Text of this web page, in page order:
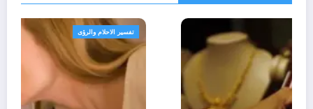
تفسير الاحلام والرؤى